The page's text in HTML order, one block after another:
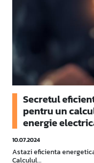
Secretul
pentru un
energie
10.07.2024
Astazi eficienta
Calculul...